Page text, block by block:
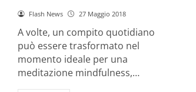
Flash News 27 Maggio 2018
A volte, un compito quotidiano
può essere trasformato nel
momento ideale per una
meditazione mindfulness,…